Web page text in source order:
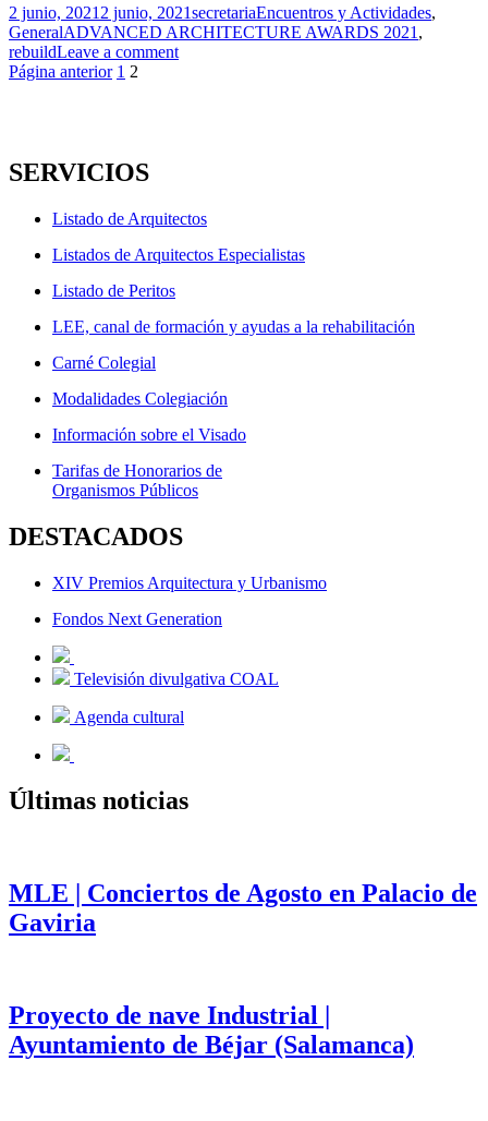
Publicado
el
2 junio, 2021 2 junio, 2021Autor
secretariaCategorías
Encuentros y Actividades,
GeneralEtiquetas
ADVANCED ARCHITECTURE AWARDS 2021 ,
rebuildLeave a comment
Navegación
Página anterior Página
1 Página
2
SERVICIOS
Listado de Arquitectos
Listados de Arquitectos Especialistas
Listado de Peritos
LEE, canal de formación y ayudas a la rehabilitación
Carné Colegial
Modalidades Colegiación
Información sobre el Visado
Tarifas de Honorarios de
Organismos Públicos
DESTACADOS
XIV Premios Arquitectura y Urbanismo
Fondos Next Generation
Televisión divulgativa COAL
Agenda cultural
Últimas noticias
MLE | Conciertos de Agosto en Palacio de
Gaviria
Proyecto de nave Industrial |
Ayuntamiento de Béjar (Salamanca)